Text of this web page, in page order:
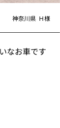
神奈川県 Ｈ様
なお車です